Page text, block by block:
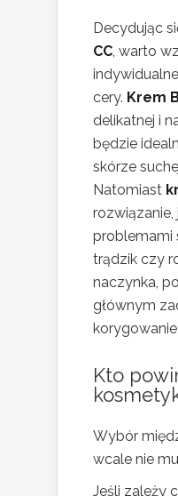
Decydując
CC, warto
cery. Krem
delikatnej i
będzie
skórze
Natomiast
rozwiązanie,
problemami
trądzik czy
naczynka,
głównym
Kto
Wybór
wcale nie
Jeśli zależy